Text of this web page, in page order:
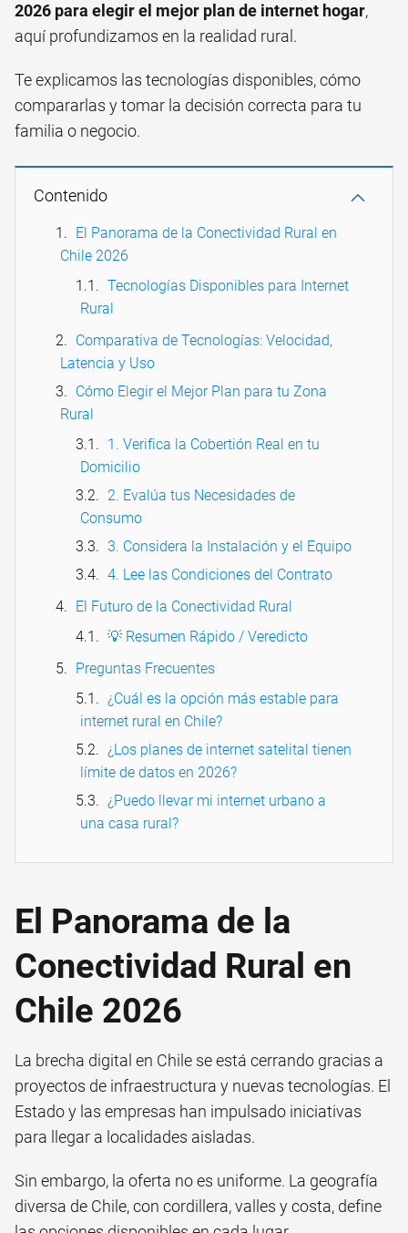
2026 para elegir el mejor plan de internet hogar,
aquí profundizamos en la realidad rural.
Te explicamos las tecnologías disponibles, cómo
compararlas y tomar la decisión correcta para tu
familia o negocio.
Contenido
El Panorama de la Conectividad Rural en
Chile 2026
Tecnologías Disponibles para Internet
Rural
Comparativa de Tecnologías: Velocidad,
Latencia y Uso
Cómo Elegir el Mejor Plan para tu Zona
Rural
1. Verifica la Cobertión Real en tu
Domicilio
2. Evalúa tus Necesidades de
Consumo
3. Considera la Instalación y el Equipo
4. Lee las Condiciones del Contrato
El Futuro de la Conectividad Rural
💡 Resumen Rápido / Veredicto
Preguntas Frecuentes
¿Cuál es la opción más estable para
internet rural en Chile?
¿Los planes de internet satelital tienen
límite de datos en 2026?
¿Puedo llevar mi internet urbano a
una casa rural?
El Panorama de la
Conectividad Rural en
Chile 2026
La brecha digital en Chile se está cerrando gracias a
proyectos de infraestructura y nuevas tecnologías. El
Estado y las empresas han impulsado iniciativas
para llegar a localidades aisladas.
Sin embargo, la oferta no es uniforme. La geografía
diversa de Chile, con cordillera, valles y costa, define